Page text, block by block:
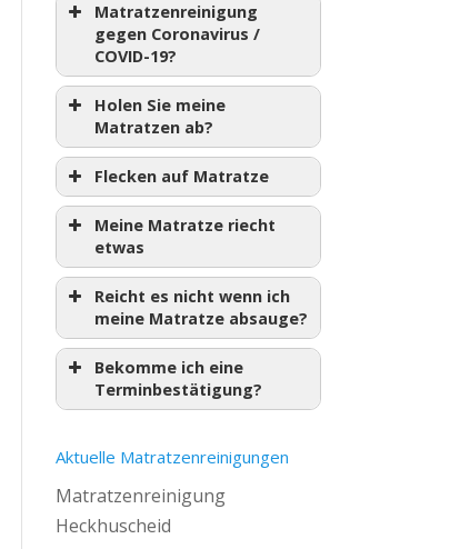
Matratzenreinigung
gegen Coronavirus /
COVID-19?
Holen Sie meine
Matratzen ab?
Flecken auf Matratze
Meine Matratze riecht
etwas
Reicht es nicht wenn ich
meine Matratze absauge?
Bekomme ich eine
Terminbestätigung?
Aktuelle Matratzenreinigungen
Matratzenreinigung
Heckhuscheid